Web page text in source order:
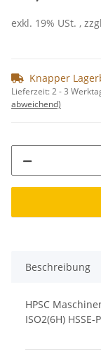
exkl. 19% USt. ,
Knapper
Lieferzeit:2 - 3
abweichend)
Beschreibung
HPSC
ISO2(6H) HSSE-